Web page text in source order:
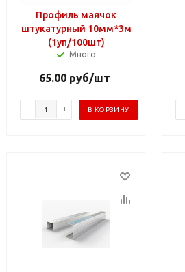
Профиль маячок
штукатурный 10мм*3м
(1уп/100шт)
Много
65.00 руб/шт
В КОРЗИНУ